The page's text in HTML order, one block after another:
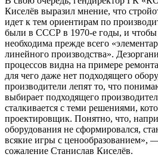
Киселёв выразил мнение, что
идет к тем ориентирам по
были в СССР в 1970-е годы, и чтобы
необходима прежде всего
линейного производства».
процессов видна на примере
для чего даже нет подходящего
производители лепят то, что
выбирает подходящего
сталкивается с теми решениями,
проектировщик. Понятно, что,
оборудования не сформировался,
всякие игры с ценообразованием»,
сожаление Станислав Киселёв.